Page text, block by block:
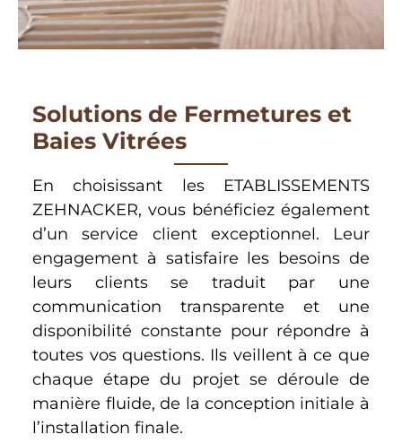
Solutions de Fermetures et
Baies Vitrées
En choisissant les ETABLISSEMENTS
ZEHNACKER, vous bénéficiez également
d’un service client exceptionnel. Leur
engagement à satisfaire les besoins de
leurs clients se traduit par une
communication transparente et une
disponibilité constante pour répondre à
toutes vos questions. Ils veillent à ce que
chaque étape du projet se déroule de
manière fluide, de la conception initiale à
l’installation finale.